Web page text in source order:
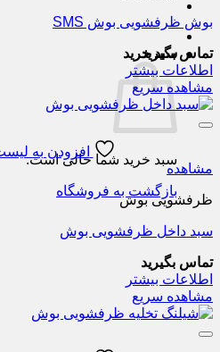
سبد خرید
سبد خرید شما خالی است.
بازگشت به فروشگاه
بوش ظرفشویی بوش SMS
تماس بگیرید
اطلاعات بیشتر
مشاهده سریع
افزودن به
مشاهده
ظرفشویی بوش
سبد داخل ظرفشویی بوش
تماس بگیرید
اطلاعات بیشتر
مشاهده سریع